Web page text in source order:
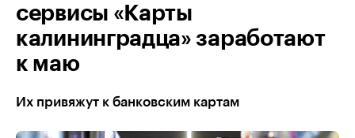
сервисы «Карты
калининградца» заработают
к маю
Их привяжут к банковским картам